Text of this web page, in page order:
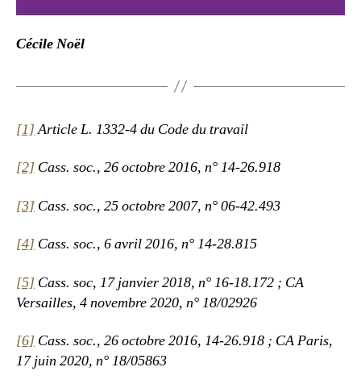
Cécile Noël
[1]Article L. 1332-4 du Code du travail
[2] Cass. soc., 26 octobre 2016, n° 14-26.918
[3] Cass. soc., 25 octobre 2007, n° 06-42.493
[4] Cass. soc., 6 avril 2016, n° 14-28.815
[5] Cass. soc, 17 janvier 2018, n° 16-18.172 ; CA
Versailles, 4 novembre 2020, n° 18/02926
[6] Cass. soc., 26 octobre 2016, 14-26.918 ; CA Paris,
17 juin 2020, n° 18/05863